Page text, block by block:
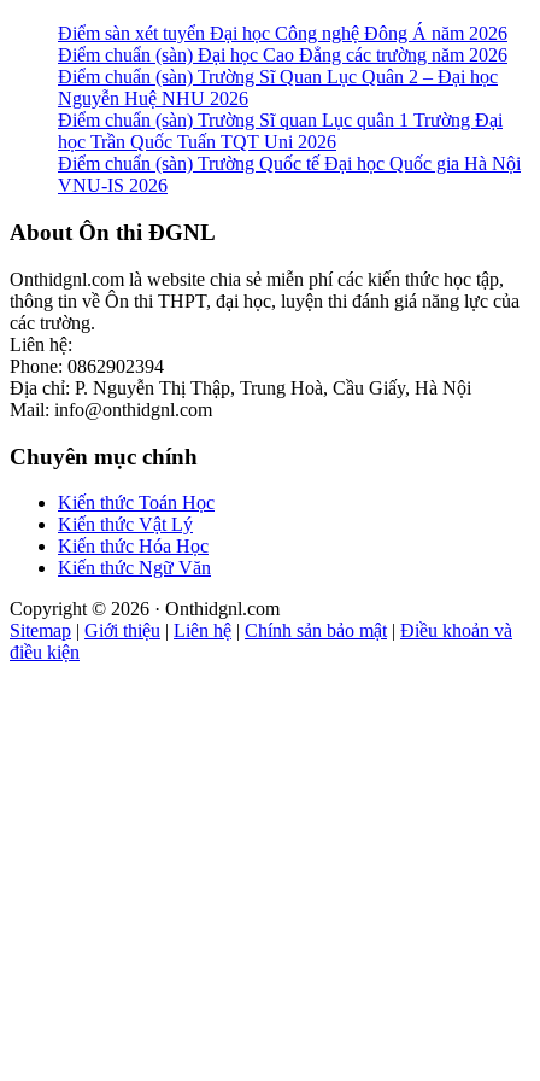
Điểm sàn xét tuyển Đại học Công nghệ Đông Á năm 2026
Điểm chuẩn (sàn) Đại học Cao Đẳng các trường năm 2026
Điểm chuẩn (sàn) Trường Sĩ Quan Lục Quân 2 – Đại học
Nguyễn Huệ NHU 2026
Điểm chuẩn (sàn) Trường Sĩ quan Lục quân 1 Trường Đại
học Trần Quốc Tuấn TQT Uni 2026
Điểm chuẩn (sàn) Trường Quốc tế Đại học Quốc gia Hà Nội
VNU-IS 2026
Footer
About Ôn thi ĐGNL
Onthidgnl.com là website chia sẻ miễn phí các kiến thức học tập,
thông tin về Ôn thi THPT, đại học, luyện thi đánh giá năng lực của
các trường.
Liên hệ:
Phone: 0862902394
Địa chỉ: P. Nguyễn Thị Thập, Trung Hoà, Cầu Giấy, Hà Nội
Mail: info@onthidgnl.com
Chuyên mục chính
Kiến thức Toán Học
Kiến thức Vật Lý
Kiến thức Hóa Học
Kiến thức Ngữ Văn
Copyright © 2026 · Onthidgnl.com
Sitemap | Giới thiệu | Liên hệ | Chính sản bảo mật | Điều khoản và
điều kiện